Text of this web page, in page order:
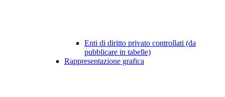
Enti di diritto privato controllati (da
pubblicare in tabelle)
Rappresentazione grafica